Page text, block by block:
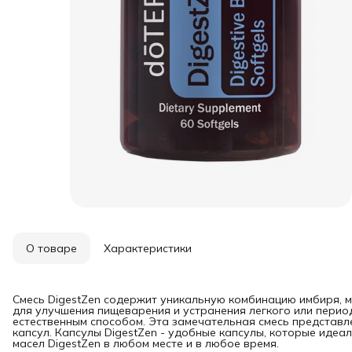
О товаре Характеристики
Смесь DigestZen содержит уникальную комбинацию имбиря,
для улучшения пищеварения и устранения легкого или
естественным способом. Эта замечательная смесь
капсул. Капсулы DigestZen - удобные капсулы, которые
масел DigestZen в любом месте и в любое время.